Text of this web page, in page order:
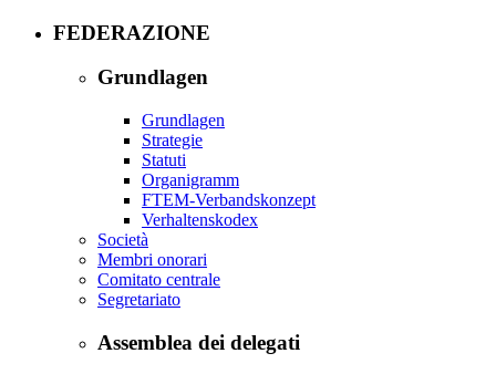
FEDERAZIONE
Grundlagen
Grundlagen
Strategie
Statuti
Organigramm
FTEM-Verbandskonzept
Verhaltenskodex
Società
Membri onorari
Comitato centrale
Segretariato
Assemblea dei delegati